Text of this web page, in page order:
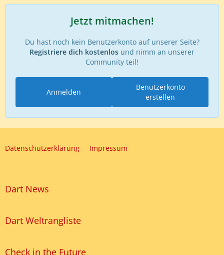
Jetzt mitmachen!
Du hast noch kein Benutzerkonto auf unserer Seite?
Registriere dich kostenlos und nimm an unserer
Community teil!
Benutzerkonto
erstellen
Anmelden
Datenschutzerklärung Impressum
Dart News
Dart Weltrangliste
Check in the Future